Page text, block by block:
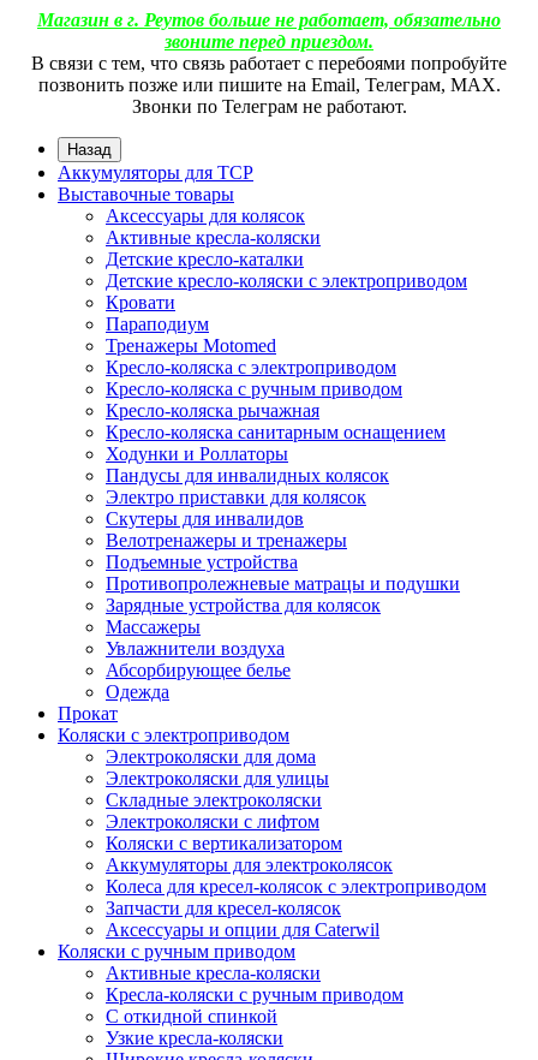
Магазин в г. Реутов больше не работает, обязательно
звоните перед приездом.
В связи с тем, что связь работает с перебоями попробуйте
позвонить позже или пишите на Email, Телеграм, МАХ.
Звонки по Телеграм не работают.
Назад
Аккумуляторы для ТСР
Выставочные товары
Аксессуары для колясок
Активные кресла-коляски
Детские кресло-каталки
Детские кресло-коляски с электроприводом
Кровати
Параподиум
Тренажеры Motomed
Кресло-коляска с электроприводом
Кресло-коляска с ручным приводом
Кресло-коляска рычажная
Кресло-коляска санитарным оснащением
Ходунки и Роллаторы
Пандусы для инвалидных колясок
Электро приставки для колясок
Скутеры для инвалидов
Велотренажеры и тренажеры
Подъемные устройства
Противопролежневые матрацы и подушки
Зарядные устройства для колясок
Массажеры
Увлажнители воздуха
Абсорбирующее белье
Одежда
Прокат
Коляски с электроприводом
Электроколяски для дома
Электроколяски для улицы
Складные электроколяски
Электроколяски с лифтом
Коляски с вертикализатором
Аккумуляторы для электроколясок
Колеса для кресел-колясок с электроприводом
Запчасти для кресел-колясок
Аксессуары и опции для Caterwil
Коляски с ручным приводом
Активные кресла-коляски
Кресла-коляски с ручным приводом
С откидной спинкой
Узкие кресла-коляски